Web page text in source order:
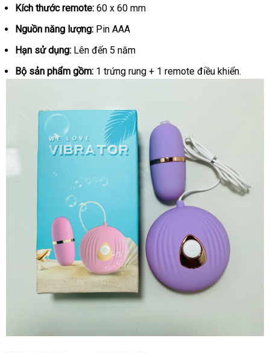
Kích thước remote: 60 x 60 mm
Nguồn năng lượng: Pin AAA
Hạn sử dụng: Lên đến 5 năm
Bộ sản phẩm gồm: 1 trứng rung + 1 remote điều khiển.